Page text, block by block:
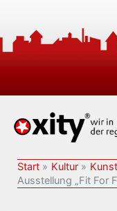
springen
Start Kultur
Ausstellung „Fit For